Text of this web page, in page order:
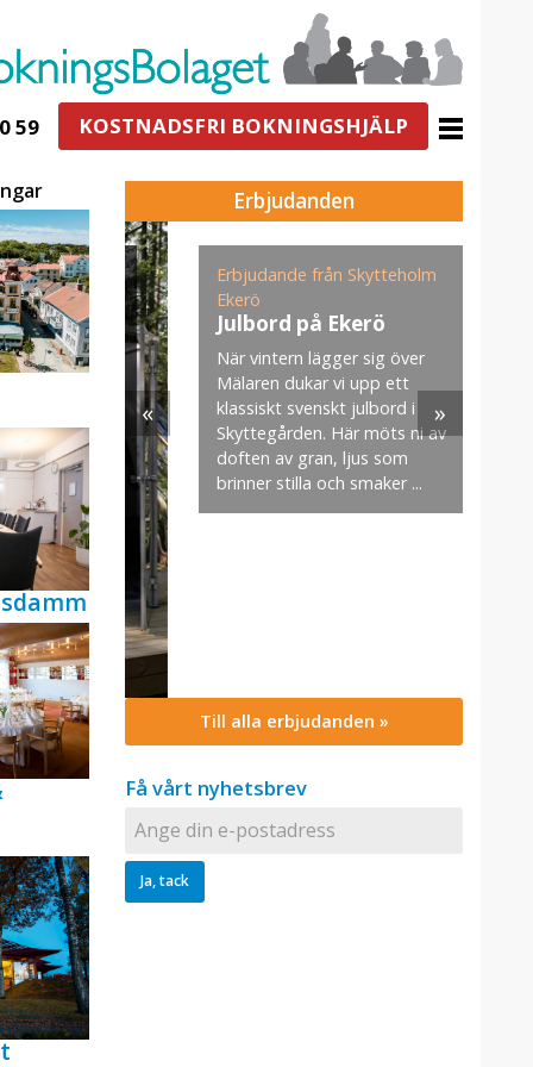
59 KOSTNADSFRI BOKNINGSHJÄLP
Erbjudanden
för
i
och
När ni
Erbjudande från Skytteholm
Julbord på Ekerö
När vintern lägger sig över
Mälaren dukar vi upp ett
klassiskt svenskt julbord i
Skyttegården. Här möts ni av
doften av gran, ljus som
brinner stilla och smaker ...
« »
Till alla erbjudanden »
Få vårt nyhetsbrev